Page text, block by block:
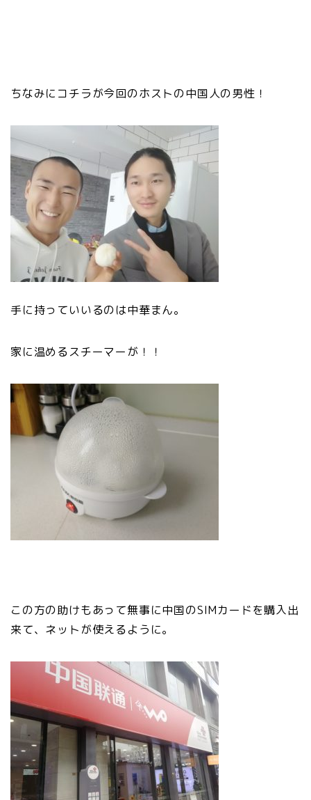
ちなみにコチラが今回のホストの中国人の男性！
手に持っていいるのは中華まん。
家に温めるスチーマーが！！
この方の助けもあって無事に中国のSIMカードを購入出
来て、ネットが使えるように。